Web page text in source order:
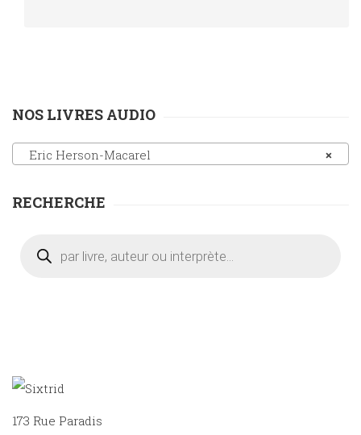
NOS LIVRES AUDIO
×
Eric Herson-Macarel
RECHERCHE
produits
173 Rue Paradis